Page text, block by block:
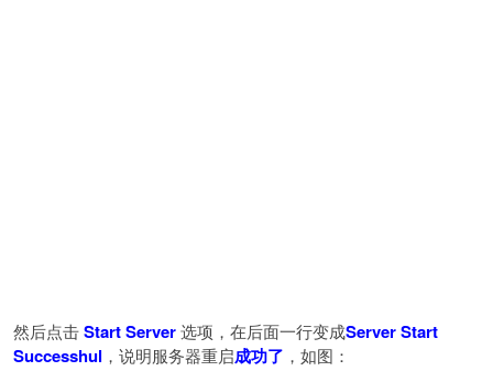
然后点击Start Server选项，在后面一行变成Server Start
Successhul ，说明服务器重启成功了 ，如图：